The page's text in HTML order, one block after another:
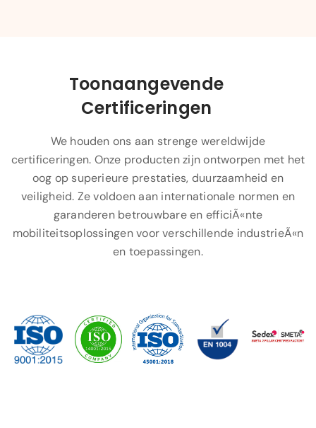
Toonaangevende
Certificeringen
We houden ons aan strenge wereldwijde
certificeringen. Onze producten zijn ontworpen met het
oog op superieure prestaties, duurzaamheid en
veiligheid. Ze voldoen aan internationale normen en
garanderen betrouwbare en efficiÃ«nte
mobiliteitsoplossingen voor verschillende industrieÃ«n
en toepassingen.